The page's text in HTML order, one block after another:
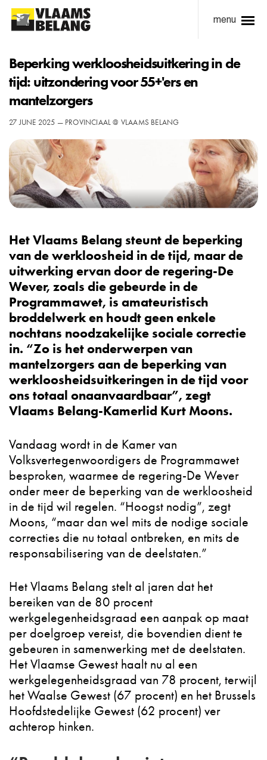
menu
Beperking werkloosheidsuitkering in de
tijd: uitzondering voor 55+'ers en
mantelzorgers
27 JUNE 2025 — PROVINCIAAL @ VLAAMS BELANG
Het Vlaams Belang steunt de beperking
van de werkloosheid in de tijd, maar de
uitwerking ervan door de regering-De
Wever, zoals die gebeurde in de
Programmawet, is amateuristisch
broddelwerk en houdt geen enkele
nochtans noodzakelijke sociale correctie
in. “Zo is het onderwerpen van
mantelzorgers aan de beperking van
werkloosheidsuitkeringen in de tijd voor
ons totaal onaanvaardbaar”, zegt
Vlaams Belang-Kamerlid Kurt Moons.
Vandaag wordt in de Kamer van
Volksvertegenwoordigers de Programmawet
besproken, waarmee de regering-De Wever
onder meer de beperking van de werkloosheid
in de tijd wil regelen. “Hoogst nodig”, zegt
Moons, “maar dan wel mits de nodige sociale
correcties die nu totaal ontbreken, en mits de
responsabilisering van de deelstaten.”
Het Vlaams Belang stelt al jaren dat het
bereiken van de 80 procent
werkgelegenheidsgraad een aanpak op maat
per doelgroep vereist, die bovendien dient te
gebeuren in samenwerking met de deelstaten.
Het Vlaamse Gewest haalt nu al een
werkgelegenheidsgraad van 78 procent, terwijl
het Waalse Gewest (67 procent) en het Brussels
Hoofdstedelijke Gewest (62 procent) ver
achterop hinken.